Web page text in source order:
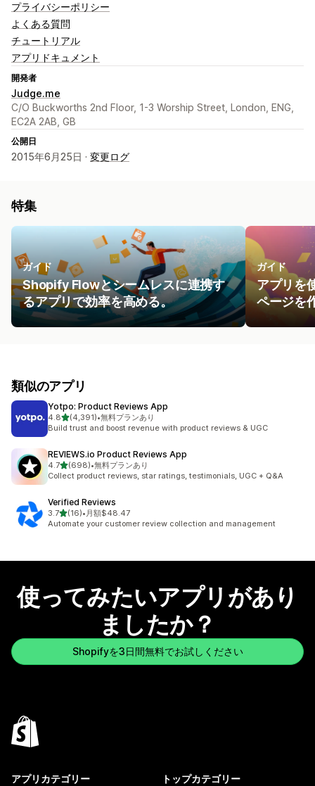
プライバシーポリシー
よくある質問
チュートリアル
アプリドキュメント
開発者
Judge.me
C/O Buckworths 2nd Floor, 1-3 Worship Street, London, ENG,
EC2A 2AB, GB
公開日
2015年6月25日 · 変更ログ
特集
ガイド
Shopify Flowとシームレスに連携す
るアプリで効率を高める。
ガイド
アプリを
ページを
類似のアプリ
Yotpo: Product Reviews App
4.85つ星中
(4,391)
合計レビュー数：4391件
•無料プランあり
Build trust and boost revenue with product reviews & UGC
REVIEWS.io Product Reviews App
4.75つ星中
(698)
合計レビュー数：698件
•無料プランあり
Collect product reviews, star ratings, testimonials, UGC + Q&A
Verified Reviews
3.75つ星中
(16)
合計レビュー数：16件
• 月額$48.47
Automate your customer review collection and management
使ってみたいアプリがあり
ましたか？
Shopifyを3日間無料でお試しください
アプリカテゴリー トップカテゴリー